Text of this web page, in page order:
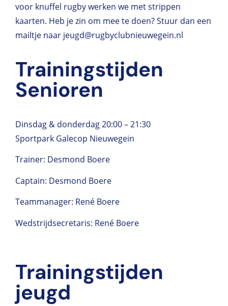
voor knuffel rugby werken we met strippen
kaarten. Heb je zin om mee te doen? Stuur dan een
mailtje naar jeugd@rugbyclubnieuwegein.nl
Trainingstijden
Senioren
Dinsdag & donderdag 20:00 – 21:30
Sportpark Galecop Nieuwegein
Trainer: Desmond Boere
Captain: Desmond Boere
Teammanager: René Boere
Wedstrijdsecretaris: René Boere
Trainingstijden
jeugd